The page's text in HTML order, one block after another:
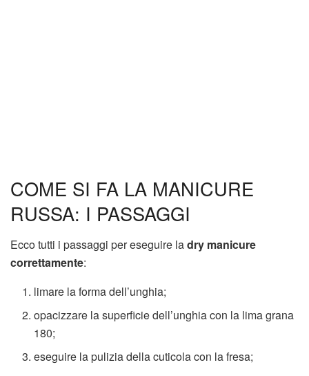
COME SI FA LA MANICURE
RUSSA: I PASSAGGI
Ecco tutti i passaggi per eseguire ladry manicure
correttamente:
limare la forma dell’unghia;
opacizzare la superficie dell’unghia con la lima grana
180;
eseguire la pulizia della cuticola con la fresa;